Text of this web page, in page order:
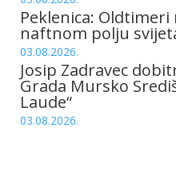
Peklenica:
naftnom polju
03.08.2026.
Josip Zadravec
Grada Mursko
Laude“
03.08.2026.